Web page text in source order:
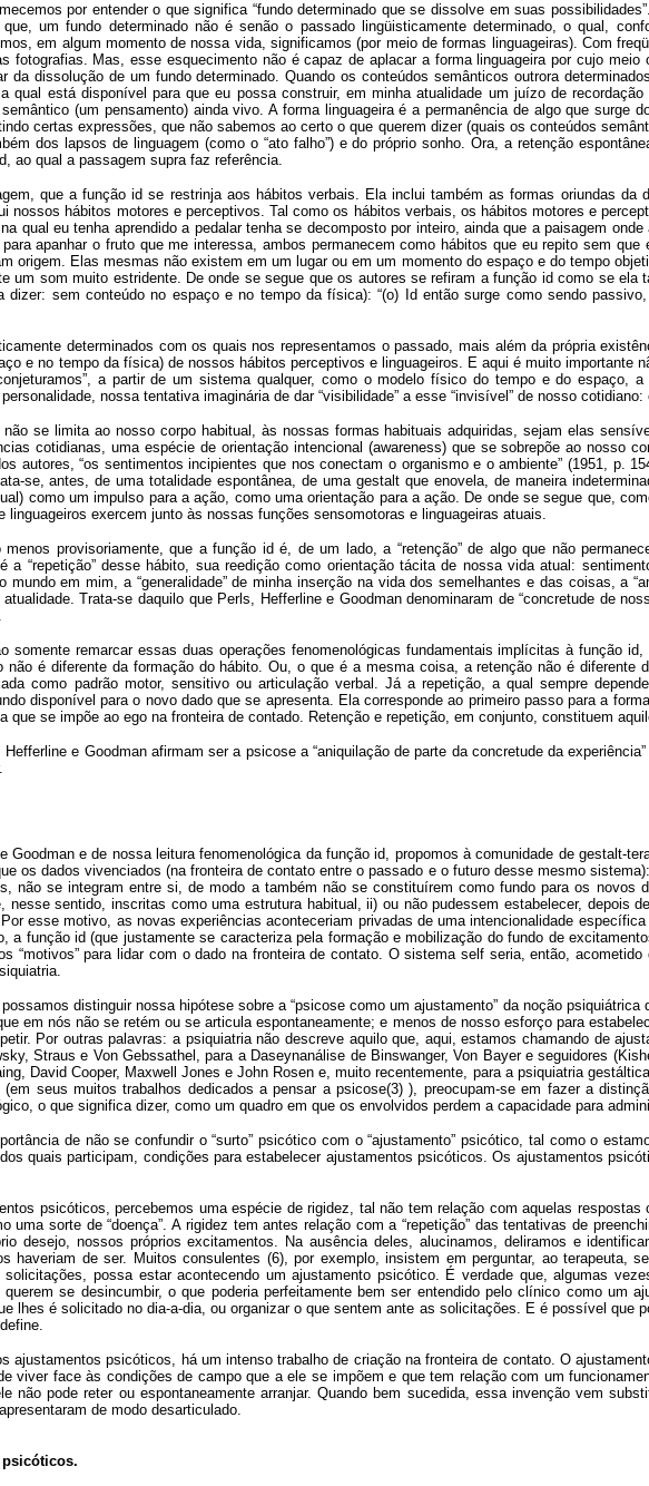
por entender o que significa “fundo determinado que se dissolve em suas
um fundo determinado não é senão o passado lingüisticamente determinado, o qual,
em algum momento de nossa vida, significamos (por meio de formas linguageiras). Com
fotografias. Mas, esse esquecimento não é capaz de aplacar a forma linguageira por cujo
da dissolução de um fundo determinado. Quando os conteúdos semânticos outrora
qual está disponível para que eu possa construir, em minha atualidade um juízo de
(um pensamento) ainda vivo. A forma linguageira é a permanência de algo que surge
certas expressões, que não sabemos ao certo o que querem dizer (quais os conteúdos
dos lapsos de linguagem (como o “ato falho”) e do próprio sonho. Ora, a retenção
ao qual a passagem supra faz referência.
que a função id se restrinja aos hábitos verbais. Ela inclui também as formas oriundas
nossos hábitos motores e perceptivos. Tal como os hábitos verbais, os hábitos motores e
qual eu tenha aprendido a pedalar tenha se decomposto por inteiro, ainda que a paisagem onde
apanhar o fruto que me interessa, ambos permanecem como hábitos que eu repito sem
origem. Elas mesmas não existem em um lugar ou em um momento do espaço e do tempo
um som muito estridente. De onde se segue que os autores se refiram a função id como se
sem conteúdo no espaço e no tempo da física): “(o) Id então surge como sendo
determinados com os quais nos representamos o passado, mais além da própria
e no tempo da física) de nossos hábitos perceptivos e linguageiros. E aqui é muito
a partir de um sistema qualquer, como o modelo físico do tempo e do espaço,
nossa tentativa imaginária de dar “visibilidade” a esse “invisível” de nosso cotidiano:
se limita ao nosso corpo habitual, às nossas formas habituais adquiridas, sejam elas
cotidianas, uma espécie de orientação intencional (awareness) que se sobrepõe ao nosso
autores, “os sentimentos incipientes que nos conectam o organismo e o ambiente” (1951, p.
se, antes, de uma totalidade espontânea, de uma gestalt que enovela, de maneira
como um impulso para a ação, como uma orientação para a ação. De onde se segue que,
exercem junto às nossas funções sensomotoras e linguageiras atuais.
provisoriamente, que a função id é, de um lado, a “retenção” de algo que não
“repetição” desse hábito, sua reedição como orientação tácita de nossa vida atual:
mundo em mim, a “generalidade” de minha inserção na vida dos semelhantes e das coisas, a
Trata-se daquilo que Perls, Hefferline e Goodman denominaram de “concretude de
somente remarcar essas duas operações fenomenológicas fundamentais implícitas à função
é diferente da formação do hábito. Ou, o que é a mesma coisa, a retenção não é
como padrão motor, sensitivo ou articulação verbal. Já a repetição, a qual sempre
disponível para o novo dado que se apresenta. Ela corresponde ao primeiro passo para a
que se impõe ao ego na fronteira de contado. Retenção e repetição, em conjunto, constituem
e Goodman afirmam ser a psicose a “aniquilação de parte da concretude da
Goodman e de nossa leitura fenomenológica da função id, propomos à comunidade de gestalt-
os dados vivenciados (na fronteira de contato entre o passado e o futuro desse mesmo
não se integram entre si, de modo a também não se constituírem como fundo para os novos
nesse sentido, inscritas como uma estrutura habitual, ii) ou não pudessem estabelecer, depois
esse motivo, as novas experiências aconteceriam privadas de uma intencionalidade
a função id (que justamente se caracteriza pela formação e mobilização do fundo de
“motivos” para lidar com o dado na fronteira de contato. O sistema self seria, então,
distinguir nossa hipótese sobre a “psicose como um ajustamento” da noção
em nós não se retém ou se articula espontaneamente; e menos de nosso esforço para
Por outras palavras: a psiquiatria não descreve aquilo que, aqui, estamos chamando de
Straus e Von Gebssathel, para a Daseynanálise de Binswanger, Von Bayer e seguidores
David Cooper, Maxwell Jones e John Rosen e, muito recentemente, para a psiquiatria
seus muitos trabalhos dedicados a pensar a psicose(3) ), preocupam-se em fazer a
o que significa dizer, como um quadro em que os envolvidos perdem a capacidade para
de não se confundir o “surto” psicótico com o “ajustamento” psicótico, tal como o
quais participam, condições para estabelecer ajustamentos psicóticos. Os ajustamentos
psicóticos, percebemos uma espécie de rigidez, tal não tem relação com aquelas
sorte de “doença”. A rigidez tem antes relação com a “repetição” das tentativas de
desejo, nossos próprios excitamentos. Na ausência deles, alucinamos, deliramos e
haveriam de ser. Muitos consulentes (6), por exemplo, insistem em perguntar, ao terapeuta,
possa estar acontecendo um ajustamento psicótico. É verdade que, algumas
se desincumbir, o que poderia perfeitamente bem ser entendido pelo clínico como um
lhes é solicitado no dia-a-dia, ou organizar o que sentem ante as solicitações. E é possível que
ajustamentos psicóticos, há um intenso trabalho de criação na fronteira de contato. O
viver face às condições de campo que a ele se impõem e que tem relação com um
não pode reter ou espontaneamente arranjar. Quando bem sucedida, essa invenção vem
de modo desarticulado.
psicóticos.